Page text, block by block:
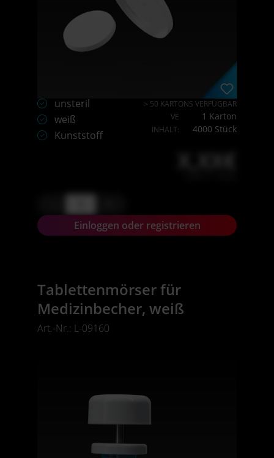
unsteril
weiß
Kunststoff
> 50 KARTONS VERFÜGBAR
VE
1 Karton
INHALT: 4000 Stück
X,XX€
Einloggen oder registrieren
Tablettenmörser für
Medizinbecher, weiß
Art.-Nr.: L-09160